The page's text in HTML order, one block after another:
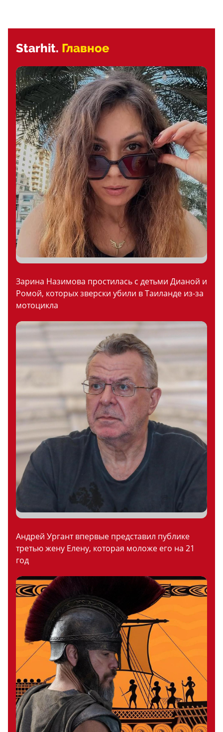
Starhit. Главное
Зарина Назимова простилась с детьми Дианой и
Ромой, которых зверски убили в Таиланде из-за
мотоцикла
Андрей Ургант впервые представил публике
третью жену Елену, которая моложе его на 21
год